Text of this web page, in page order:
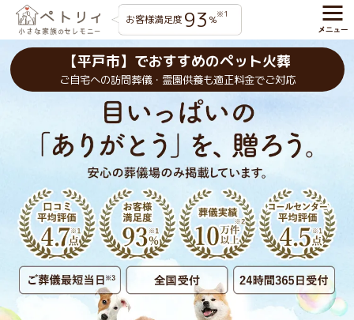
お客様満足度 93 %※1
【平戸市】でおすすめのペット火葬
ご自宅への訪問葬儀・霊園供養も適正料金でご対応